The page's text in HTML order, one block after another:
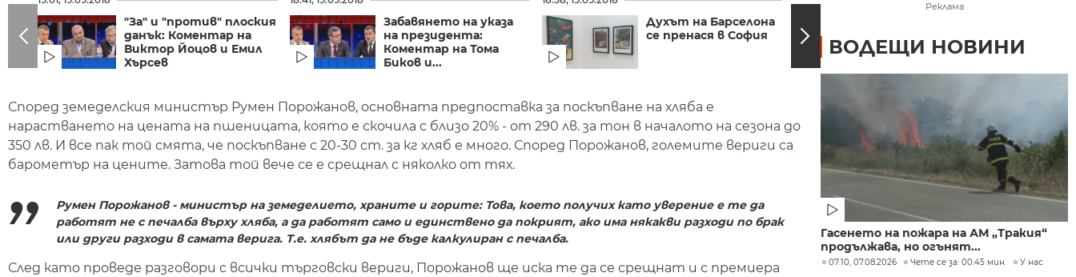
"За" и "против" плоския
данък: Коментар на
Виктор Йоцов и Емил
Хърсев
Забавянето на указа
на президента:
Коментар на Тома
Биков и...
Духът на Барселона
се пренася в София
незаконна сеч
Според земеделския министър Румен Порожанов, основната предпоставка за поскъпване на хляба е
нарастването на цената на пшеницата, която е скочила с близо 20% - от 290 лв. за тон в началото на сезона до
350 лв. И все пак той смята, че поскъпване с 20-30 ст. за кг хляб е много. Според Порожанов, големите вериги са
барометър на цените. Затова той вече се е срещнал с няколко от тях.
Румен Порожанов - министър на земеделието, храните и горите: Това, което получих като уверение е те да
работят не с печалба върху хляба, а да работят само и единствено да покрият, ако има някакви разходи по брак
или други разходи в самата верига. Т.е. хлябът да не бъде калкулиран с печалба.
След като проведе разговори с всички търговски вериги, Порожанов ще иска те да се срещнат и с премиера
Реклама
ВОДЕЩИ НОВИНИ
Гасенето на пожара на АМ „Тракия“
продължава, но огънят...
07:10, 07.08.2026 Чете се за: 00:45 мин. У нас